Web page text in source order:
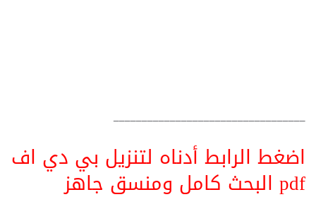
__________________________________
اضغط الرابط أدناه لتنزيل بي دي اف
pdf البحث كامل ومنسق جاهز